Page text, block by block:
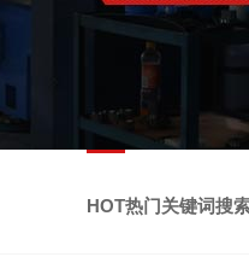
HOT热门关键词搜索